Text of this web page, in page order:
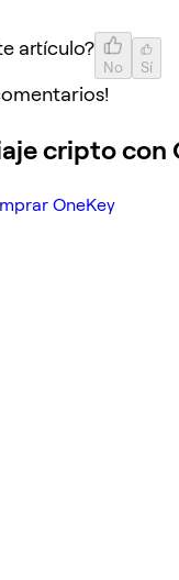
artículo?
No Sí
cripto con
OneKey